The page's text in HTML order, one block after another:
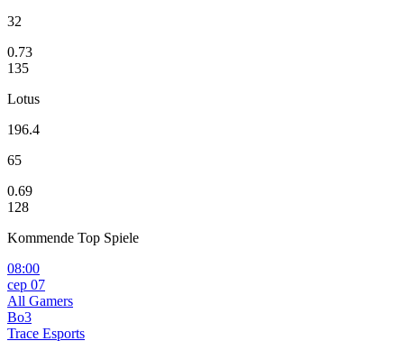
32
0.73
135
Lotus
196.4
65
0.69
128
Kommende Top Spiele
08:00
сер 07
All Gamers
Bo3
Trace Esports